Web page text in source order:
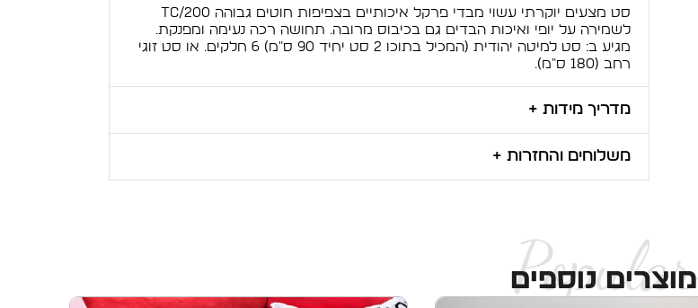
סט מצעים יוקרתי עשוי מבדי פרקל איכותיים בצפיפות חוטים גבוהה TC/200
לשמירה על יופי ואיכות הבדים גם בכיבוס מרובה. תחושה רכה נעימה ומפנקת.
מגיע ב: סט למיטה יהודית (המכיל בתוכו 2 סט יחיד 90 ס"מ) 6 חלקים. או סט זוגי
רחב (180 ס"מ).
מדריך מידות +
משלוחים והחזרות +
Popular
מוצרים נוספים